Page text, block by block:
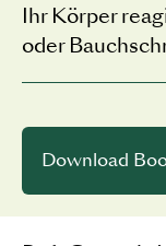
Ihr Körper
oder